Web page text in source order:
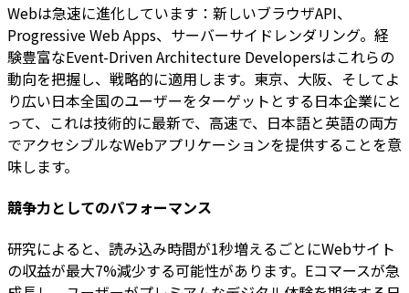
Webは急速に進化しています：新しいブラウザAPI、
Progressive Web Apps、サーバーサイドレンダリング。経
験豊富なEvent-Driven Architecture Developersはこれらの
動向を把握し、戦略的に適用します。東京、大阪、そしてよ
り広い日本全国のユーザーをターゲットとする日本企業にと
って、これは技術的に最新で、高速で、日本語と英語の両方
でアクセシブルなWebアプリケーションを提供することを意
味します。
競争力としてのパフォーマンス
研究によると、読み込み時間が1秒増えるごとにWebサイト
の収益が最大7%減少する可能性があります。Eコマースが急